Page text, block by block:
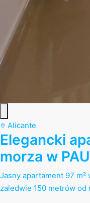
Alicante
Elegancki
morza w
Jasny apartament 97 m²
zaledwie 150 metrów od